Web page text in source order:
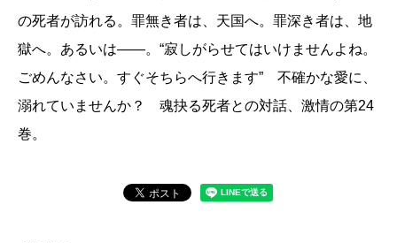
の死者が訪れる。罪無き者は、天国へ。罪深き者は、地
獄へ。あるいは――。“寂しがらせてはいけませんよね。
ごめんなさい。すぐそちらへ行きます” 不確かな愛に、
溺れていませんか？ 魂抉る死者との対話、激情の第24
巻。